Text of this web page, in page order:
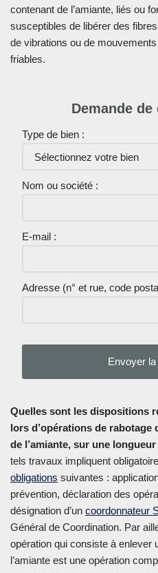
contenant de l’amiante, liés ou
susceptibles de libérer des
de vibrations ou de
friables.
Demande
Type de bien :
Nom ou société :
E-mail :
Adresse (n° et rue, code
Quelles sont les dispositions
lors d’opérations de rabotage
de l’amiante, sur une
tels travaux impliquent
obligations suivantes :
prévention, déclaration des
désignation d’un coordonnateur
Général de Coordination. Par
opération qui consiste à enlever
l’amiante est une opération